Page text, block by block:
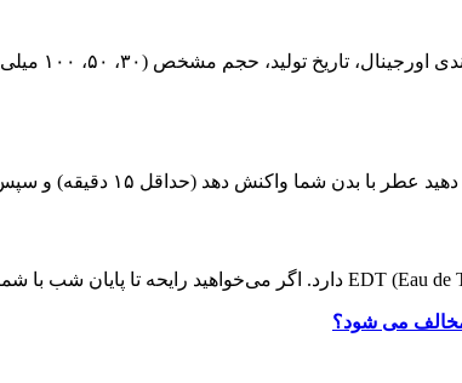
از
و سپس مطمئن شوید اثر آن بر بوی طبیعی پوست شما مطلوب باشد.
می شود؟